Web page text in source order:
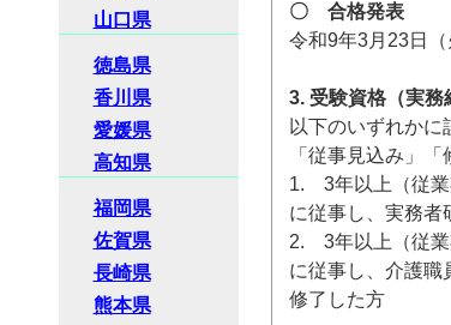
〇 合格発表
令和9年3月23日
3. 受験資格（実務
以下のいずれか
「従事見込み」
1. 3年以上（従業
に従事し、実務者
2. 3年以上（従業
に従事し、介護職
修了した方
山口県
徳島県
香川県
愛媛県
高知県
福岡県
佐賀県
長崎県
熊本県